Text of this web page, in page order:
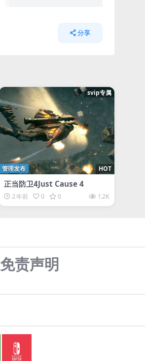
分享
svip专属
HOT
管理发布
正当防卫4Just Cause 4
2 年前 0 0 1.2K
免责声明